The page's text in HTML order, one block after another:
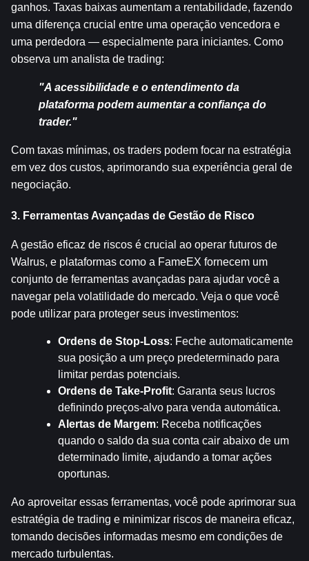
ganhos. Taxas baixas aumentam a rentabilidade, fazendo
uma diferença crucial entre uma operação vencedora e
uma perdedora — especialmente para iniciantes. Como
observa um analista de trading:
"A acessibilidade e o entendimento da
plataforma podem aumentar a confiança do
trader."
Com taxas mínimas, os traders podem focar na estratégia
em vez dos custos, aprimorando sua experiência geral de
negociação.
3. Ferramentas Avançadas de Gestão de Risco
A gestão eficaz de riscos é crucial ao operar futuros de
Walrus, e plataformas como a FameEX fornecem um
conjunto de ferramentas avançadas para ajudar você a
navegar pela volatilidade do mercado. Veja o que você
pode utilizar para proteger seus investimentos:
Ordens de Stop-Loss: Feche automaticamente
sua posição a um preço predeterminado para
limitar perdas potenciais.
Ordens de Take-Profit: Garanta seus lucros
definindo preços-alvo para venda automática.
Alertas de Margem: Receba notificações
quando o saldo da sua conta cair abaixo de um
determinado limite, ajudando a tomar ações
oportunas.
Ao aproveitar essas ferramentas, você pode aprimorar sua
estratégia de trading e minimizar riscos de maneira eficaz,
tomando decisões informadas mesmo em condições de
mercado turbulentas.